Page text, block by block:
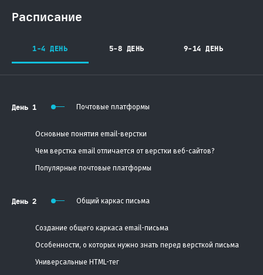
Расписание
1-4 ДЕНЬ 5-8 ДЕНЬ 9-14 ДЕНЬ
День 1 Почтовые платформы
Основные понятия email-верстки
Чем верстка email отличается от верстки веб-сайтов?
Популярные почтовые платформы
День 2 Общий каркас письма
Создание общего каркаса email-письма
Особенности, о которых нужно знать перед версткой письма
Универсальные HTML-тег